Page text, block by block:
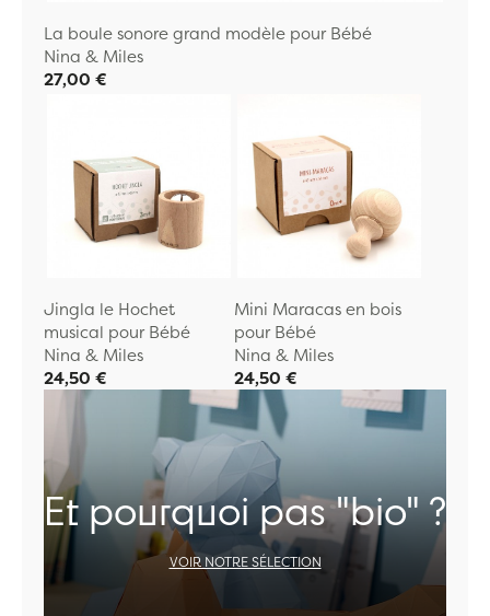
La boule sonore grand modèle pour Bébé
Nina & Miles
27,00 €
Jingla le Hochet
musical pour Bébé
Nina & Miles
24,50 €
Mini Maracas en bois
pour Bébé
Nina & Miles
24,50 €
Et pourquoi pas "bio" ?
VOIR NOTRE SÉLECTION